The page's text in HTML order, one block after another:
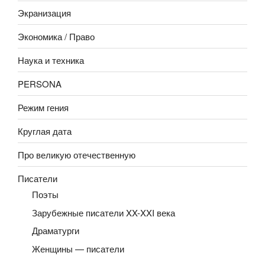
Экранизация
Экономика / Право
Наука и техника
PERSONA
Режим гения
Круглая дата
Про великую отечественную
Писатели
Поэты
Зарубежные писатели XX-XXI века
Драматурги
Женщины — писатели